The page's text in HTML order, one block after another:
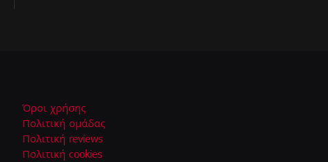
Όροι χρήσης
Πολιτική ομάδας
Πολιτική reviews
Πολιτική cookies